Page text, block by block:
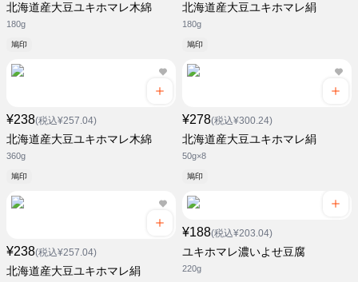
北海道産大豆ユキホマレ木綿
180g
鳩印
北海道産大豆ユキホマレ絹
180g
鳩印
¥238(税込¥257.04)
北海道産大豆ユキホマレ木綿
360g
鳩印
¥278(税込¥300.24)
北海道産大豆ユキホマレ絹
50g×8
鳩印
¥238(税込¥257.04)
北海道産大豆ユキホマレ絹
¥188(税込¥203.04)
ユキホマレ濃いよせ豆腐
220g